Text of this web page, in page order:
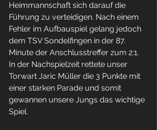
Heimmannschaft sich darauf die
Führung zu verteidigen. Nach einem
Fehler im Aufbauspiel gelang jedoch
dem TSV Sondelfingen in der 87.
Minute der Anschlusstreffer zum 2:1.
In der Nachspielzeit rettete unser
Torwart Jaric Müller die 3 Punkte mit
einer starken Parade und somit
gewannen unsere Jungs das wichtige
Spiel.